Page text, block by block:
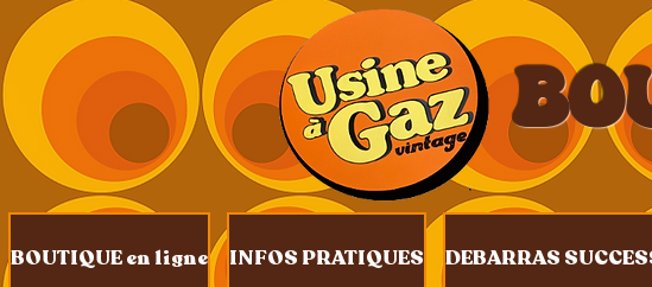
BOUTIQUE en ligne INFOS PRATIQUES DEBARRAS